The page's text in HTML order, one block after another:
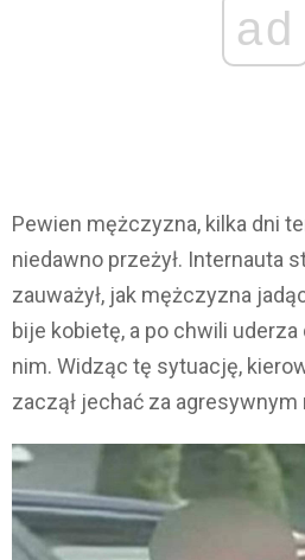
ad
Pewien mężczyzna, kilka dni
niedawno przeżył. Internauta
zauważył, jak mężczyzna
bije kobietę, a po chwili
nim. Widząc tę sytuację,
zaczął jechać za